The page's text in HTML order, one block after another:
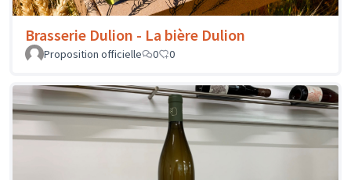
Brasserie Dulion - La bière Dulion
Proposition officielle 0 0